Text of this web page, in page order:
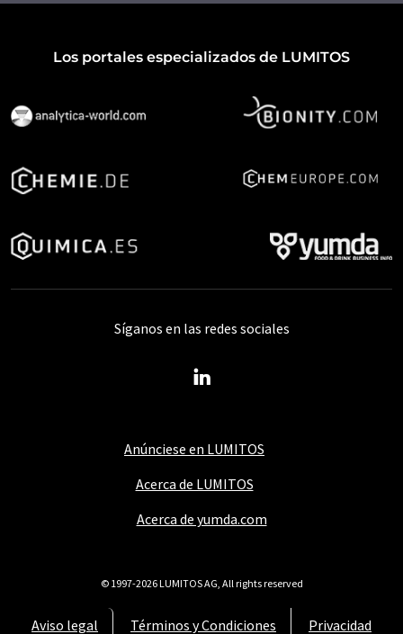
Los portales especializados de LUMITOS
Anúnciese en LUMITOS
Acerca de LUMITOS
Acerca de yumda.com
Aviso legal Términos y Condiciones Privacidad
Síganos en las redes sociales
© 1997-2026 LUMITOS AG, All rights reserved